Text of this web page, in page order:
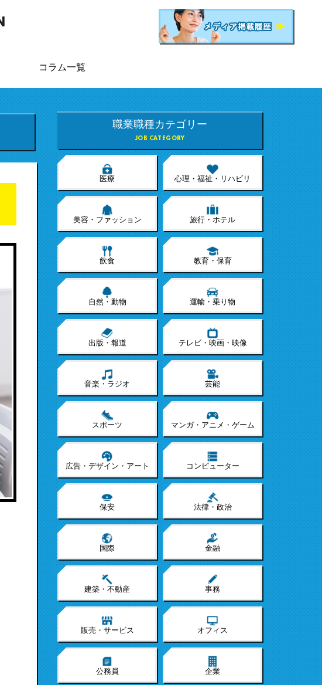
コラム一覧
職業職種カテゴリー
JOB CATEGORY
医療 心理・福祉・リハビリ
美容・ファッション 旅行・ホテル
飲食 教育・保育
自然・動物 運輸・乗り物
出版・報道 テレビ・映画・映像
音楽・ラジオ 芸能
スポーツ マンガ・アニメ・ゲーム
広告・デザイン・アート コンピューター
保安 法律・政治
国際 金融
建築・不動産 事務
販売・サービス オフィス
公務員 企業